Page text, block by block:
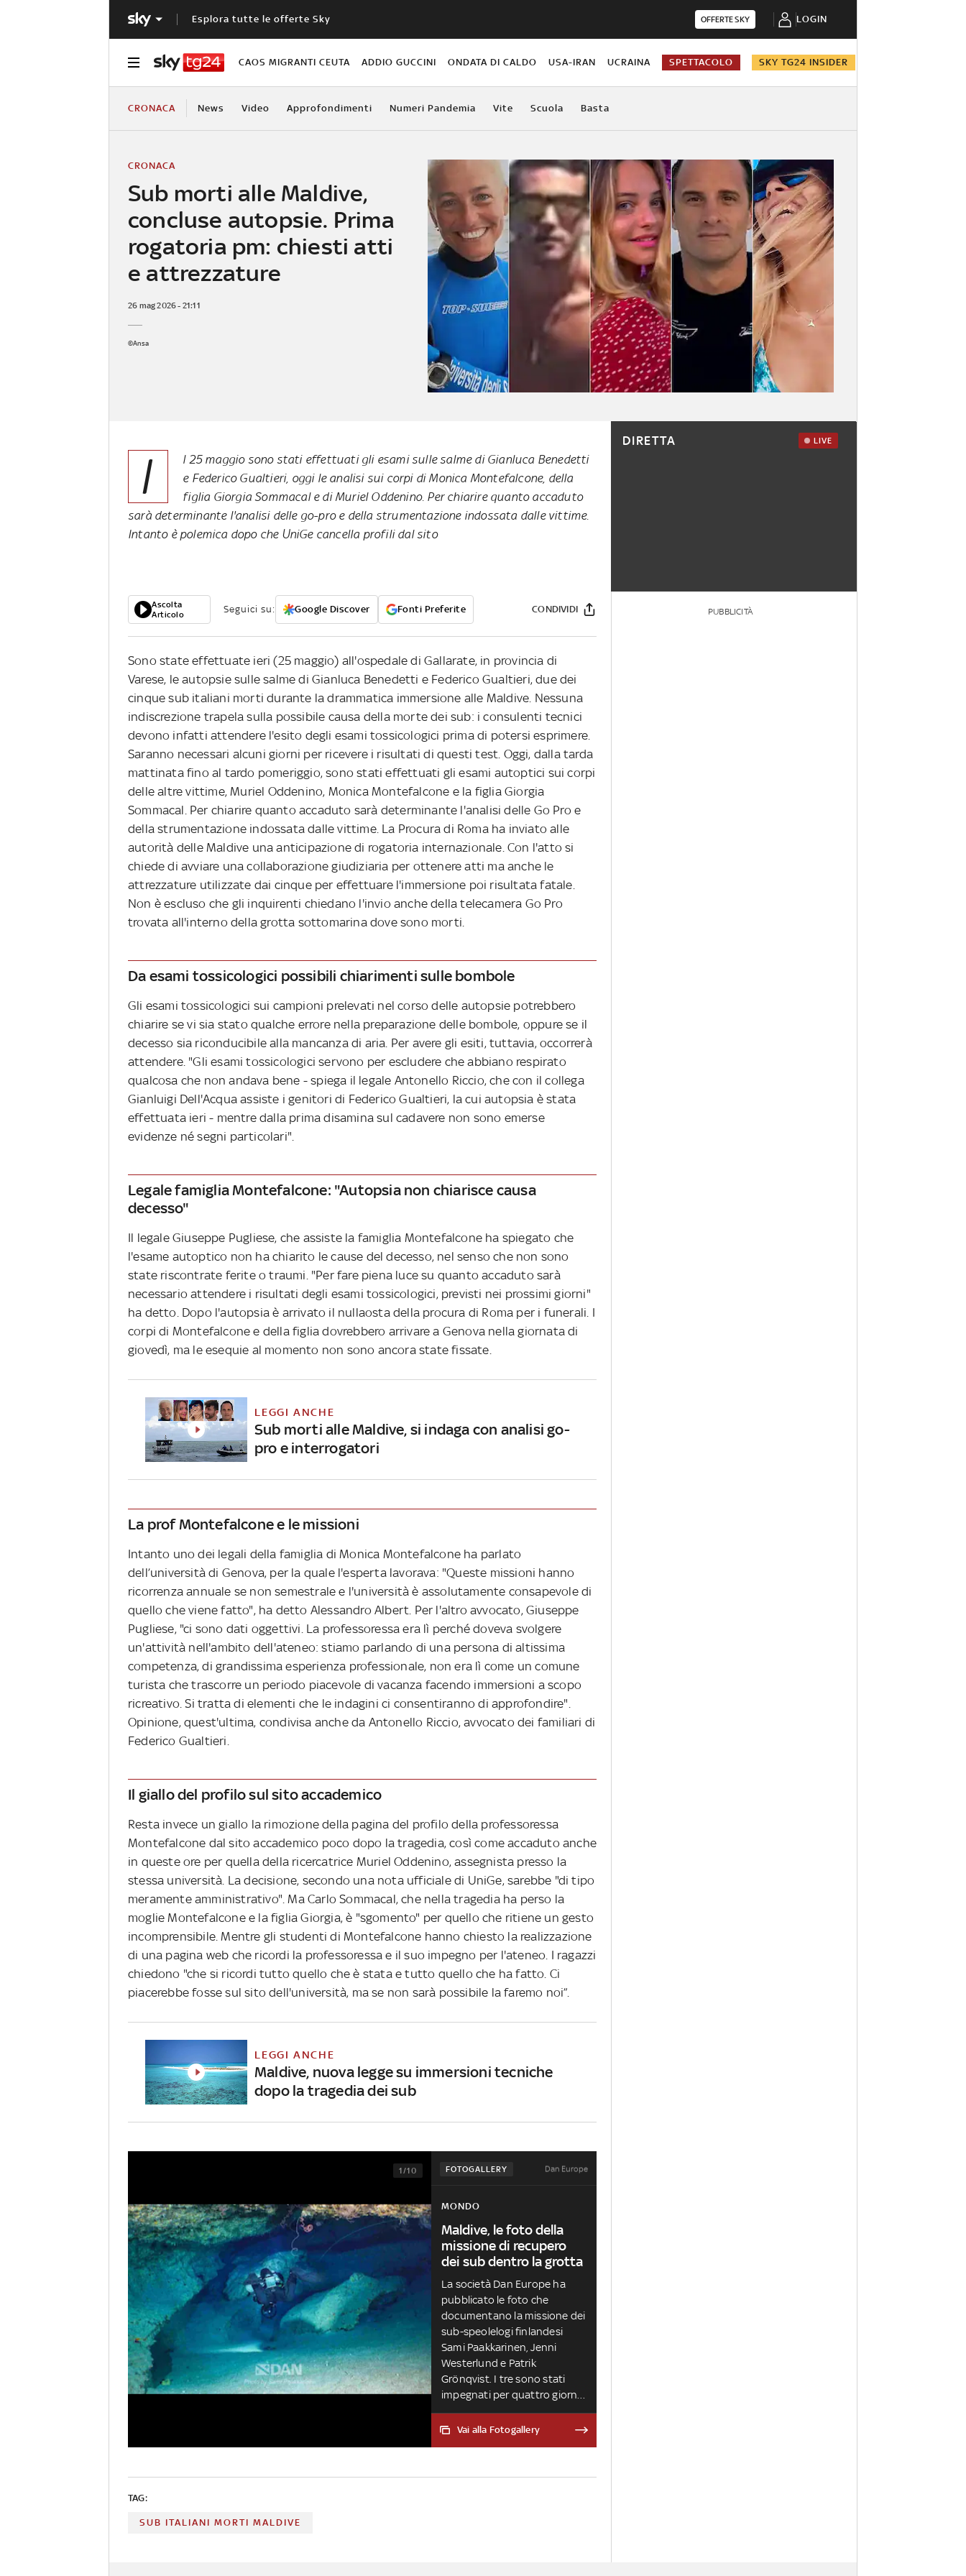
Esplora tutte le offerte Sky OFFERTE SKY LOGIN
CAOS MIGRANTI CEUTA ADDIO GUCCINI ONDATA DI CALDO USA-IRAN UCRAINA SPETTACOLO SKY TG24 INSIDER
CRONACA News Video Approfondimenti Numeri Pandemia Vite Scuola Basta
Sub morti alle Maldive,
concluse autopsie. Prima
rogatoria pm: chiesti atti
e attrezzature
CRONACA
26 mag 2026 - 21:11
©Ansa
I
l 25 maggio sono stati effettuati gli esami sulle salme di Gianluca Benedetti
e Federico Gualtieri, oggi le analisi sui corpi di Monica Montefalcone, della
figlia Giorgia Sommacal e di Muriel Oddenino. Per chiarire quanto accaduto
sarà determinante l'analisi delle go-pro e della strumentazione indossata dalle vittime.
Intanto è polemica dopo che UniGe cancella profili dal sito
Ascolta
Articolo
Seguici su: Google Discover Fonti Preferite CONDIVIDI
Sono state effettuate ieri (25 maggio) all'ospedale di Gallarate, in provincia di
Varese, le autopsie sulle salme di Gianluca Benedetti e Federico Gualtieri, due dei
cinque sub italiani morti durante la drammatica immersione alle Maldive. Nessuna
indiscrezione trapela sulla possibile causa della morte dei sub: i consulenti tecnici
devono infatti attendere l'esito degli esami tossicologici prima di potersi esprimere.
Saranno necessari alcuni giorni per ricevere i risultati di questi test. Oggi, dalla tarda
mattinata fino al tardo pomeriggio, sono stati effettuati gli esami autoptici sui corpi
delle altre vittime, Muriel Oddenino, Monica Montefalcone e la figlia Giorgia
Sommacal. Per chiarire quanto accaduto sarà determinante l'analisi delle Go Pro e
della strumentazione indossata dalle vittime. La Procura di Roma ha inviato alle
autorità delle Maldive una anticipazione di rogatoria internazionale. Con l'atto si
chiede di avviare una collaborazione giudiziaria per ottenere atti ma anche le
attrezzature utilizzate dai cinque per effettuare l'immersione poi risultata fatale.
Non è escluso che gli inquirenti chiedano l'invio anche della telecamera Go Pro
trovata all'interno della grotta sottomarina dove sono morti.
Da esami tossicologici possibili chiarimenti sulle bombole
Gli esami tossicologici sui campioni prelevati nel corso delle autopsie potrebbero
chiarire se vi sia stato qualche errore nella preparazione delle bombole, oppure se il
decesso sia riconducibile alla mancanza di aria. Per avere gli esiti, tuttavia, occorrerà
attendere. "Gli esami tossicologici servono per escludere che abbiano respirato
qualcosa che non andava bene - spiega il legale Antonello Riccio, che con il collega
Gianluigi Dell'Acqua assiste i genitori di Federico Gualtieri, la cui autopsia è stata
effettuata ieri - mentre dalla prima disamina sul cadavere non sono emerse
evidenze né segni particolari".
Legale famiglia Montefalcone: "Autopsia non chiarisce causa
decesso"
Il legale Giuseppe Pugliese, che assiste la famiglia Montefalcone ha spiegato che
l'esame autoptico non ha chiarito le cause del decesso, nel senso che non sono
state riscontrate ferite o traumi. "Per fare piena luce su quanto accaduto sarà
necessario attendere i risultati degli esami tossicologici, previsti nei prossimi giorni"
ha detto. Dopo l'autopsia è arrivato il nullaosta della procura di Roma per i funerali. I
corpi di Montefalcone e della figlia dovrebbero arrivare a Genova nella giornata di
giovedì, ma le esequie al momento non sono ancora state fissate.
LEGGI ANCHE
Sub morti alle Maldive, si indaga con analisi go-
pro e interrogatori
La prof Montefalcone e le missioni
Intanto uno dei legali della famiglia di Monica Montefalcone ha parlato
dell’università di Genova, per la quale l'esperta lavorava: "Queste missioni hanno
ricorrenza annuale se non semestrale e l'università è assolutamente consapevole di
quello che viene fatto", ha detto Alessandro Albert. Per l'altro avvocato, Giuseppe
Pugliese, "ci sono dati oggettivi. La professoressa era lì perché doveva svolgere
un'attività nell'ambito dell'ateneo: stiamo parlando di una persona di altissima
competenza, di grandissima esperienza professionale, non era lì come un comune
turista che trascorre un periodo piacevole di vacanza facendo immersioni a scopo
ricreativo. Si tratta di elementi che le indagini ci consentiranno di approfondire".
Opinione, quest'ultima, condivisa anche da Antonello Riccio, avvocato dei familiari di
Federico Gualtieri.
Il giallo del profilo sul sito accademico
Resta invece un giallo la rimozione della pagina del profilo della professoressa
Montefalcone dal sito accademico poco dopo la tragedia, così come accaduto anche
in queste ore per quella della ricercatrice Muriel Oddenino, assegnista presso la
stessa università. La decisione, secondo una nota ufficiale di UniGe, sarebbe "di tipo
meramente amministrativo". Ma Carlo Sommacal, che nella tragedia ha perso la
moglie Montefalcone e la figlia Giorgia, è "sgomento" per quello che ritiene un gesto
incomprensibile. Mentre gli studenti di Montefalcone hanno chiesto la realizzazione
di una pagina web che ricordi la professoressa e il suo impegno per l'ateneo. I ragazzi
chiedono "che si ricordi tutto quello che è stata e tutto quello che ha fatto. Ci
piacerebbe fosse sul sito dell'università, ma se non sarà possibile la faremo noi”.
LEGGI ANCHE
Maldive, nuova legge su immersioni tecniche
dopo la tragedia dei sub
FOTOGALLERY Dan Europe
1/10
MONDO
Maldive, le foto della
missione di recupero
dei sub dentro la grotta
La società Dan Europe ha
pubblicato le foto che
documentano la missione dei
sub-speolelogi finlandesi
Sami Paakkarinen, Jenni
Westerlund e Patrik
Grönqvist. I tre sono stati
impegnati per quattro giorni
nel recupero dei corpi dei sub
italiani ma anche nelle
Vai alla Fotogallery
TAG:
SUB ITALIANI MORTI MALDIVE
DIRETTA LIVE
PUBBLICITÀ